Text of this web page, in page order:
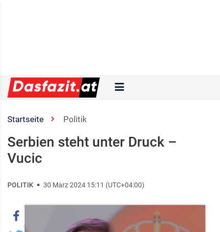
Startseite Politik
Serbien steht unter Druck –
Vucic
POLITIK 30 März 2024 15:11 (UTC+04:00)